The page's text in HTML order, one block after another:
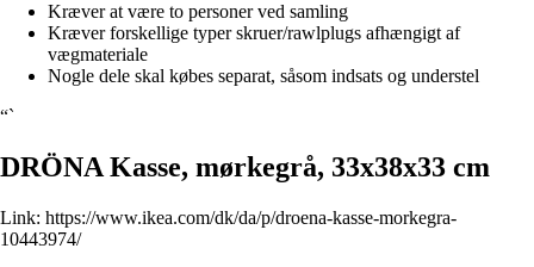
Kræver at være to personer ved samling
Kræver forskellige typer skruer/rawlplugs afhængigt af
vægmateriale
Nogle dele skal købes separat, såsom indsats og understel
“`
DRÖNA Kasse, mørkegrå, 33x38x33 cm
Link: https://www.ikea.com/dk/da/p/droena-kasse-morkegra-
10443974/